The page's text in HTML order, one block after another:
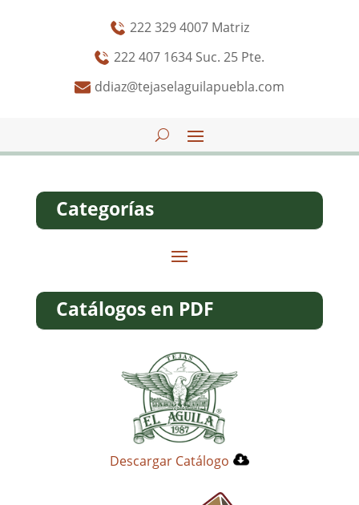
222 329 4007 Matriz
222 407 1634 Suc. 25 Pte.
ddiaz@tejaselaguilapuebla.com
Categorías
Catálogos en PDF
Descargar Catálogo